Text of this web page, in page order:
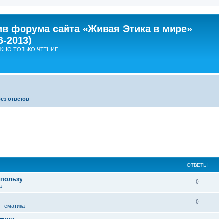
форума сайта «Живая Этика в мире»
2013)
ТОЛЬКО ЧТЕНИЕ
ответов
ОТВЕТЫ
0О
т
0О
т